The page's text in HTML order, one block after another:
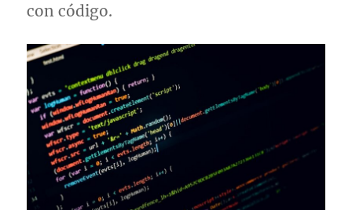
con código.